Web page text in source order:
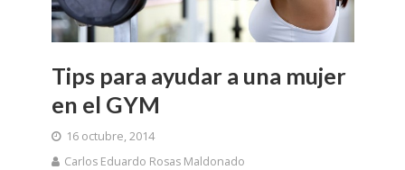
Tips para ayudar a una mujer
en el GYM
16 octubre, 2014
Carlos Eduardo Rosas Maldonado